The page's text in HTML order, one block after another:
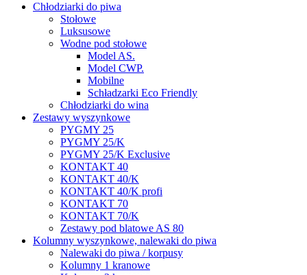
Chłodziarki do piwa
Stołowe
Luksusowe
Wodne pod stołowe
Model AS.
Model CWP.
Mobilne
Schładzarki Eco Friendly
Chłodziarki do wina
Zestawy wyszynkowe
PYGMY 25
PYGMY 25/K
PYGMY 25/K Exclusive
KONTAKT 40
KONTAKT 40/K
KONTAKT 40/K profi
KONTAKT 70
KONTAKT 70/K
Zestawy pod blatowe AS 80
Kolumny wyszynkowe, nalewaki do piwa
Nalewaki do piwa / korpusy
Kolumny 1 kranowe